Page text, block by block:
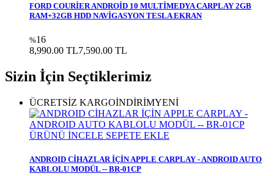
FORD COURİER ANDROİD 10 MULTİMEDYA CARPLAY 2GB
RAM+32GB HDD NAVİGASYON TESLA EKRAN
%16
8,990.00 TL7,590.00 TL
Sizin İçin Seçtiklerimiz
ÜCRETSİZ KARGOİNDİRİMYENİ
ÜRÜNÜ İNCELE SEPETE EKLE
ANDROID CİHAZLAR İÇİN APPLE CARPLAY - ANDROID AUTO
KABLOLU MODÜL -- BR-01CP